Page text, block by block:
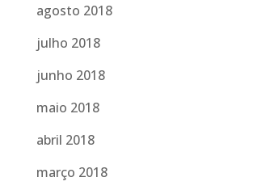
agosto 2018
julho 2018
junho 2018
maio 2018
abril 2018
março 2018